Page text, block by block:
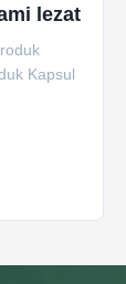
lezat
Kapsul